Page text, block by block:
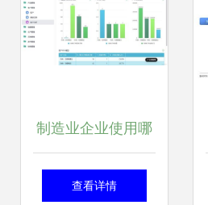
制造业企业使用哪
种erp系统好 金蝶
查看详情